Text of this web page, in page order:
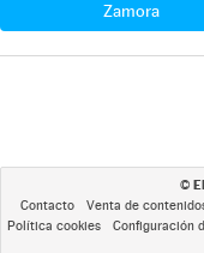
Zamora
©
Contacto Venta de
Política cookies
Configuración